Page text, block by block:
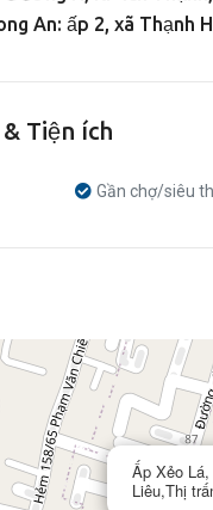
An: ấp 2, xã Thạnh
Tiện ích
Gần chợ/siêu
Ấp Xẻo
Liêu,Thị